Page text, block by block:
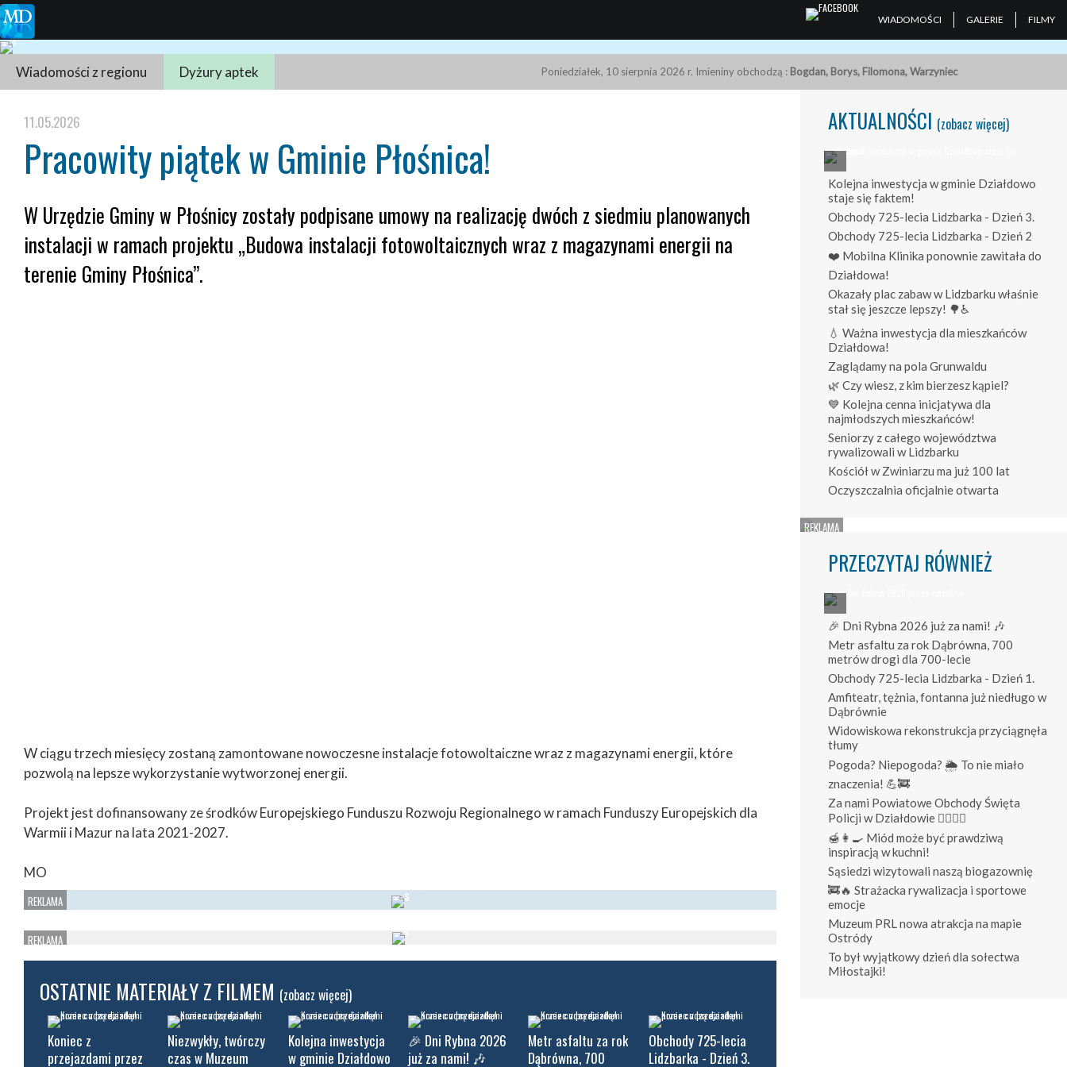
WIADOMOŚCI GALERIE FILMY
Wiadomości z regionu Dyżury aptek Poniedziałek, 10 sierpnia 2026 r. Imieniny obchodzą : Bogdan, Borys, Filomona, Warzyniec
11.05.2026
Pracowity piątek w Gminie Płośnica!
W Urzędzie Gminy w Płośnicy zostały podpisane umowy na realizację dwóch z siedmiu planowanych
instalacji w ramach projektu „Budowa instalacji fotowoltaicznych wraz z magazynami energii na
terenie Gminy Płośnica”.
W ciągu trzech miesięcy zostaną zamontowane nowoczesne instalacje fotowoltaiczne wraz z magazynami energii, które
pozwolą na lepsze wykorzystanie wytworzonej energii.
Projekt jest dofinansowany ze środków Europejskiego Funduszu Rozwoju Regionalnego w ramach Funduszy Europejskich dla
Warmii i Mazur na lata 2021-2027.
MO
OSTATNIE MATERIAŁY Z FILMEM (zobacz więcej)
Koniec z
przejazdami przez
Niezwykły, twórczy
czas w Muzeum
Kolejna inwestycja
w gminie Działdowo
🎉 Dni Rybna 2026
już za nami! 🎶
Metr asfaltu za rok
Dąbrówna, 700
Obchody 725-lecia
Lidzbarka - Dzień 3.
AKTUALNOŚCI (zobacz więcej)
Kolejna inwestycja w gminie Działdowo
staje się faktem!
Obchody 725-lecia Lidzbarka - Dzień 3.
Obchody 725-lecia Lidzbarka - Dzień 2
❤️ Mobilna Klinika ponownie zawitała do
Działdowa!
Okazały plac zabaw w Lidzbarku właśnie
stał się jeszcze lepszy! 🌳♿
💧 Ważna inwestycja dla mieszkańców
Działdowa!
Zaglądamy na pola Grunwaldu
🌿 Czy wiesz, z kim bierzesz kąpiel?
💙 Kolejna cenna inicjatywa dla
najmłodszych mieszkańców!
Seniorzy z całego województwa
rywalizowali w Lidzbarku
Kościół w Zwiniarzu ma już 100 lat
Oczyszczalnia oficjalnie otwarta
PRZECZYTAJ RÓWNIEŻ
🎉 Dni Rybna 2026 już za nami! 🎶
Metr asfaltu za rok Dąbrówna, 700
metrów drogi dla 700-lecie
Obchody 725-lecia Lidzbarka - Dzień 1.
Amfiteatr, tężnia, fontanna już niedługo w
Dąbrównie
Widowiskowa rekonstrukcja przyciągnęła
tłumy
Pogoda? Niepogoda? 🌦️ To nie miało
znaczenia! 💪🚒
Za nami Powiatowe Obchody Święta
Policji w Działdowie 👮‍♀️👮‍♂️
🍯👩‍🍳 Miód może być prawdziwą
inspiracją w kuchni!
Sąsiedzi wizytowali naszą biogazownię
🚒🔥 Strażacka rywalizacja i sportowe
emocje
Muzeum PRL nowa atrakcja na mapie
Ostródy
To był wyjątkowy dzień dla sołectwa
Miłostajki!